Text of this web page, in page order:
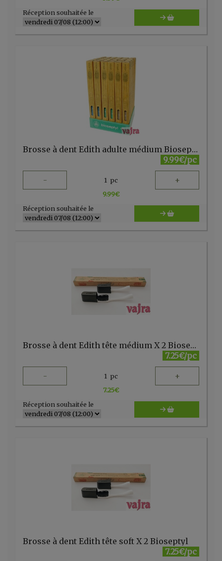
Réception souhaitée le
Brosse à dent Edith adulte médium Bioseptyl
9.99€/pc
- 1 pc +
9.99€
Réception souhaitée le
Brosse à dent Edith tête médium X 2 Bioseptyl
7.25€/pc
- 1 pc +
7.25€
Réception souhaitée le
Brosse à dent Edith tête soft X 2 Bioseptyl
7.25€/pc